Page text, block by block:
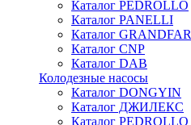
Каталог PEDROLLO
Каталог PANELLI
Каталог GRANDFAR
Каталог CNP
Каталог DAB
Колодезные насосы
Каталог DONGYIN
Каталог ДЖИЛЕКС
Каталог PEDROLLO